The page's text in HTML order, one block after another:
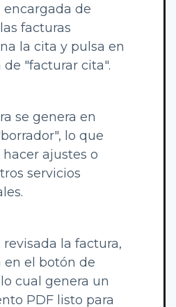
encargada de
facturas
la cita y pulsa en
"facturar cita".
se genera en
lo que
ajustes o
servicios
revisada la factura,
en el botón de
cual genera un
PDF listo para